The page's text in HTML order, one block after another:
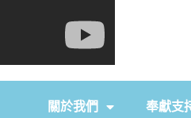
關於我們 奉獻支